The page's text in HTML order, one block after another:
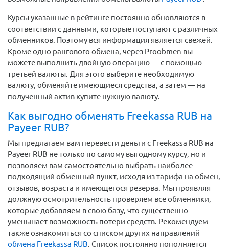
Курсы указанные в рейтинге постоянно обновляются в
соответствии с данными, которые поступают с различных
обменников. Поэтому вся информация является свежей.
Кроме одно рангового обмена, через Proobmen вы
можете выполнить двойную операцию — с помощью
третьей валюты. Для этого выберите необходимую
валюту, обменяйте имеющиеся средства, а затем — на
полученный актив купите нужную валюту.
Как выгодно обменять Freekassa RUB на
Payeer RUB?
Мы предлагаем вам перевести деньги c Freekassa RUB на
Payeer RUB не только по самому выгодному курсу, но и
позволяем вам самостоятельно выбрать наиболее
подходящий обменный пункт, исходя из тарифа на обмен,
отзывов, возраста и имеющегося резерва. Мы проявляя
должную осмотрительность проверяем все обменники,
которые добавляем в свою базу, что существенно
уменьшает возможность потери средств. Рекомендуем
также ознакомиться со списком других направлений
обмена Freekassa RUB. Список постоянно пополняется